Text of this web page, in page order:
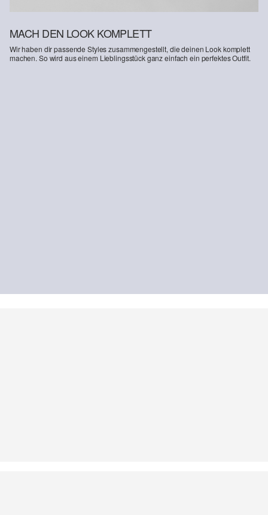
MACH DEN LOOK KOMPLETT
Wir haben dir passende Styles zusammengestellt, die deinen Look komplett
machen. So wird aus einem Lieblingsstück ganz einfach ein perfektes Outfit.